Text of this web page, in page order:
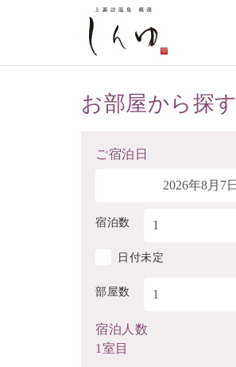
お部屋から探す
ご宿泊日
宿泊数
日付未定
部屋数
宿泊人数
1室目